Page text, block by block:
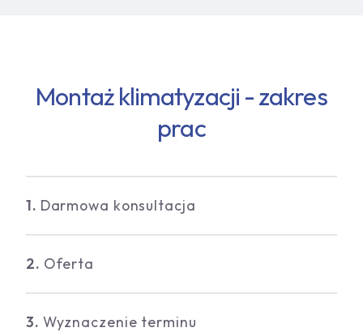
Montaż klimatyzacji - zakres
prac
1. Darmowa konsultacja
2. Oferta
3. Wyznaczenie terminu